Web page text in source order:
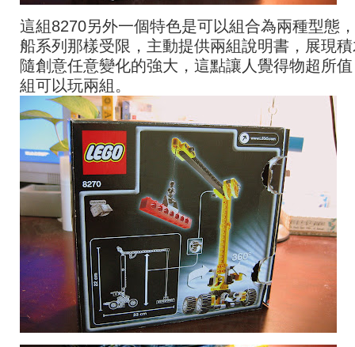
這組8270另外一個特色是可以組合為兩種型態
船系列那樣受限，主動提供兩組說明書，展現
隨創意任意變化的強大，這點讓人覺得物超所
組可以玩兩組。